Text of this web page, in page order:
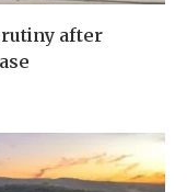
after